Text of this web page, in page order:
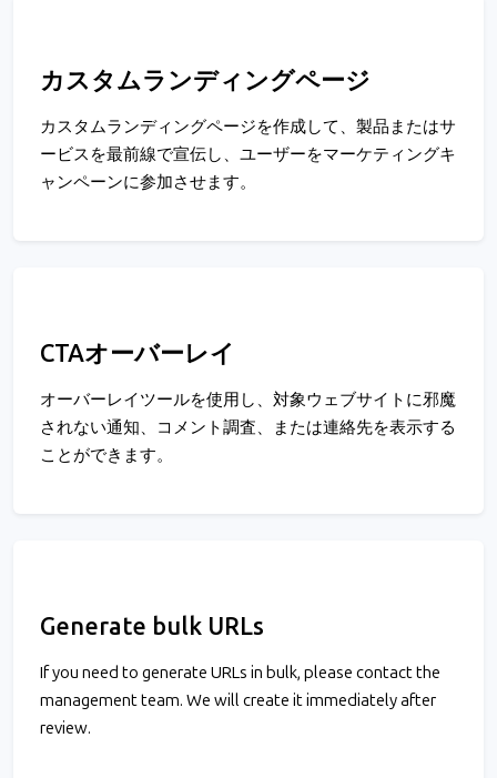
カスタムランディングページ
カスタムランディングページを作成して、製品またはサ
ービスを最前線で宣伝し、ユーザーをマーケティングキ
ャンペーンに参加させます。
CTAオーバーレイ
オーバーレイツールを使用し、対象ウェブサイトに邪魔
されない通知、コメント調査、または連絡先を表示する
ことができます。
Generate bulk URLs
If you need to generate URLs in bulk, please contact the
management team. We will create it immediately after
review.